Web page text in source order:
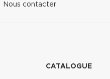
Nous contacter
CATALOGUE